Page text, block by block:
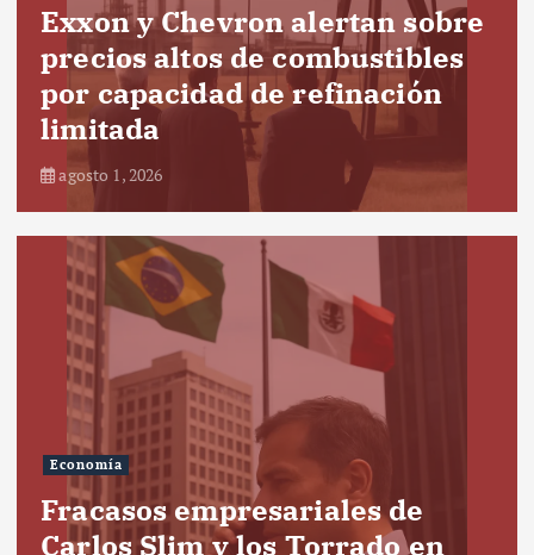
Exxon y Chevron alertan sobre
precios altos de combustibles
por capacidad de refinación
limitada
agosto 1, 2026
Economía
Fracasos empresariales de
Carlos Slim y los Torrado en